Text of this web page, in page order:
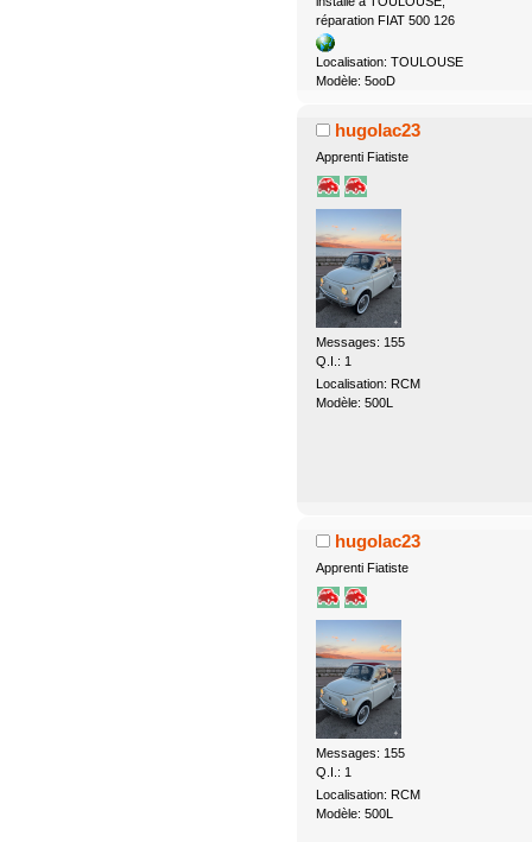
réparation FIAT 500 126
Localisation: TOULOUSE
Modèle: 5ooD
hugolac23
Apprenti Fiatiste
Messages: 155
Q.I.: 1
Localisation: RCM
Modèle: 500L
hugolac23
Apprenti Fiatiste
Messages: 155
Q.I.: 1
Localisation: RCM
Modèle: 500L